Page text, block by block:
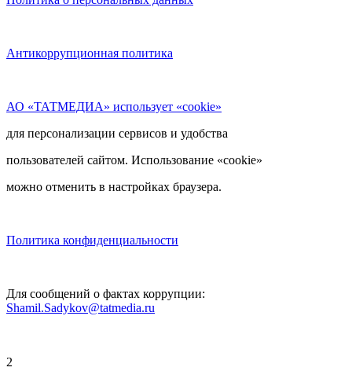
Антикоррупционная политика
АО «ТАТМЕДИА» использует «cookie»
для персонализации сервисов и удобства
пользователей сайтом. Использование «cookie»
можно отменить в настройках браузера.
Политика конфиденциальности
Для сообщений о фактах коррупции:
Shamil.Sadykov@tatmedia.ru
2